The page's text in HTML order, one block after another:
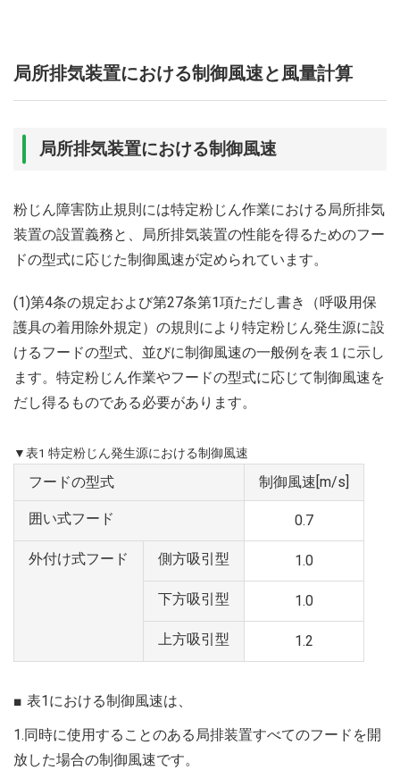
局所排気装置における制御風速と風量計算
局所排気装置における制御風速
粉じん障害防止規則には特定粉じん作業における局所排気
装置の設置義務と、局所排気装置の性能を得るためのフー
ドの型式に応じた制御風速が定められています。
(1)第4条の規定および第27条第1項ただし書き（呼吸用保
護具の着用除外規定）の規則により特定粉じん発生源に設
けるフードの型式、並びに制御風速の一般例を表１に示し
ます。特定粉じん作業やフードの型式に応じて制御風速を
だし得るものである必要があります。
▼表1 特定粉じん発生源における制御風速
フードの型式 制御風速[m/s]
囲い式フード 0.7
外付け式フード 側方吸引型 1.0
下方吸引型 1.0
上方吸引型 1.2
表1における制御風速は、
1.同時に使用することのある局排装置すべてのフードを開
放した場合の制御風速です。